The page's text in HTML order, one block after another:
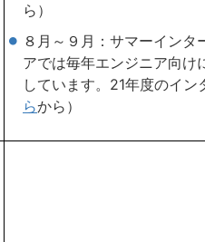
ら）
８月～９月：サマーインタ
アでは毎年エンジニア向け
しています。21年度のイン
らから）